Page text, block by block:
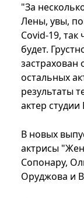
"За
Лены, увы,
Covid-19,
будет.
застрахован
остальных
результаты
актер
В новых
актрисы
Сопонару,
Оруджова и